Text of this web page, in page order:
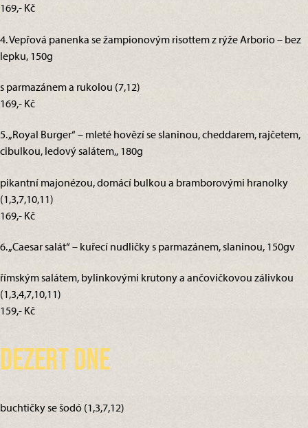
169,- Kč
4. Vepřová panenka se žampionovým risottem z rýže Arborio – bez
lepku, 150g
s parmazánem a rukolou (7,12)
169,- Kč
5. „Royal Burger“ – mleté hovězí se slaninou, cheddarem, rajčetem,
cibulkou, ledový salátem,, 180g
pikantní majonézou, domácí bulkou a bramborovými hranolky
(1,3,7,10,11)
169,- Kč
6. „Caesar salát“ – kuřecí nudličky s parmazánem, slaninou, 150gv
římským salátem, bylinkovými krutony a ančovičkovou zálivkou
(1,3,4,7,10,11)
159,- Kč
Dezert dne
buchtičky se šodó (1,3,7,12)